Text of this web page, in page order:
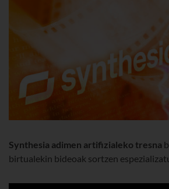
Synthesia adimen artifizialeko tresna
birtualekin bideoak sortzen